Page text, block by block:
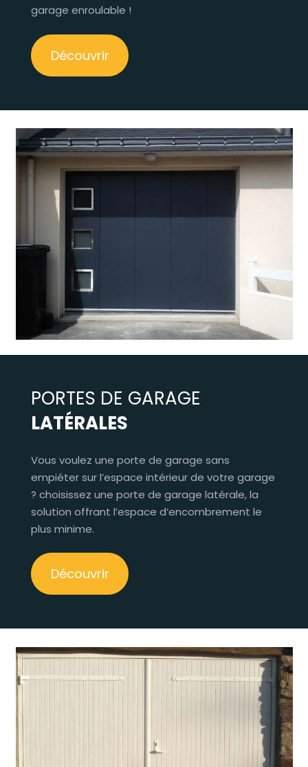
garage enroulable !
Découvrir
PORTES DE GARAGE
LATÉRALES
Vous voulez une porte de garage sans
empiéter sur l’espace intérieur de votre garage
? choisissez une porte de garage latérale, la
solution offrant l’espace d’encombrement le
plus minime.
Découvrir